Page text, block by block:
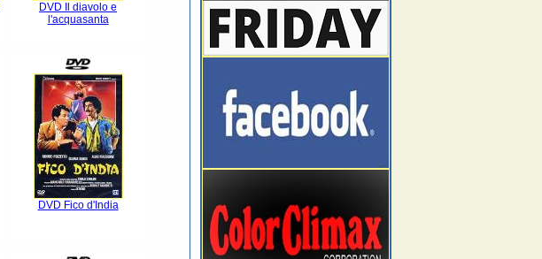
DVD Il diavolo e
l'acquasanta
DVD Fico d'India